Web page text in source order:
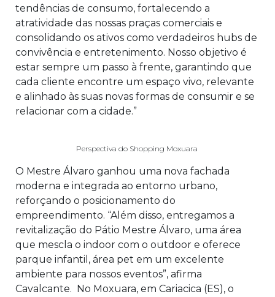
tendências de consumo, fortalecendo a
atratividade das nossas praças comerciais e
consolidando os ativos como verdadeiros hubs de
convivência e entretenimento. Nosso objetivo é
estar sempre um passo à frente, garantindo que
cada cliente encontre um espaço vivo, relevante
e alinhado às suas novas formas de consumir e se
relacionar com a cidade.”
Perspectiva do Shopping Moxuara
O Mestre Álvaro ganhou uma nova fachada
moderna e integrada ao entorno urbano,
reforçando o posicionamento do
empreendimento. “Além disso, entregamos a
revitalização do Pátio Mestre Álvaro, uma área
que mescla o indoor com o outdoor e oferece
parque infantil, área pet em um excelente
ambiente para nossos eventos”, afirma
Cavalcante. No Moxuara, em Cariacica (ES), o